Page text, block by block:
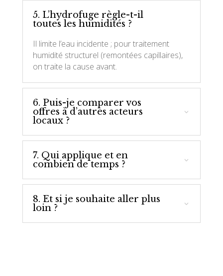
5. L’hydrofuge règle-t-il
toutes les humidités ?
Il limite l’eau incidente ; pour traitement
humidité structurel (remontées capillaires),
on traite la cause avant.
6. Puis-je comparer vos
offres à d’autres acteurs
locaux ?
7. Qui applique et en
combien de temps ?
8. Et si je souhaite aller plus
loin ?